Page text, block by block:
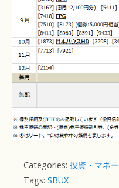
Categories: 投資・マネー
Tags: SBUX